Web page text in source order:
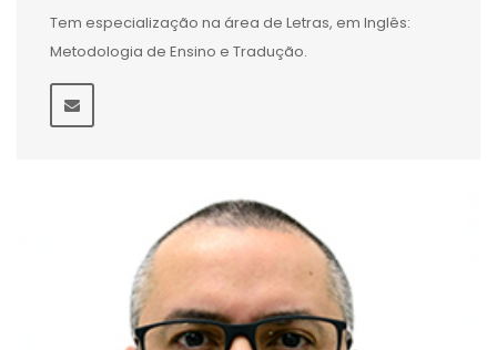
Tem especialização na área de Letras, em Inglês:
Metodologia de Ensino e Tradução.